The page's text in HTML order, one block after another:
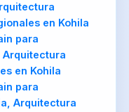
en Kohila
para
Arquitectura
en Kohila
para
Arquitectura